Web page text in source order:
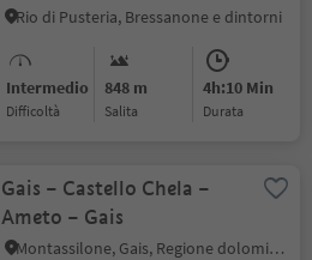
pietra
Rio di Pusteria, Bressanone e dintorni
Intermedio
Difficoltà
848 m
Salita
4h:10 Min
durata
Gais – Castello Chela –
Ameto – Gais
Montassilone, Gais, Regione dolomitica Plan de Corones